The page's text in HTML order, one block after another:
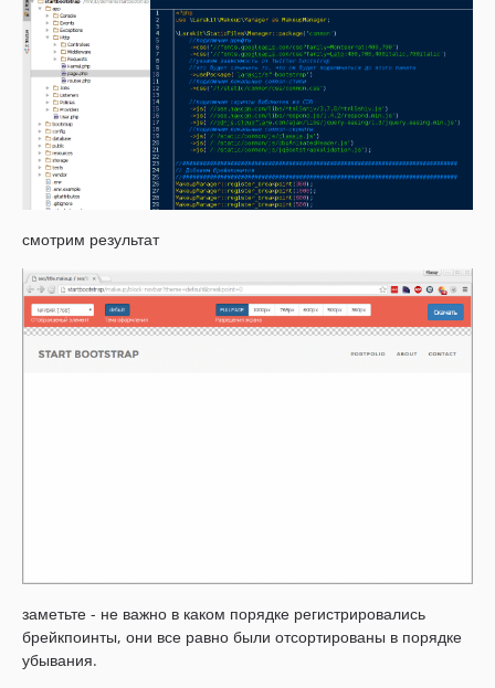
смотрим результат
заметьте - не важно в каком порядке регистрировались
брейкпоинты, они все равно были отсортированы в порядке
убывания.